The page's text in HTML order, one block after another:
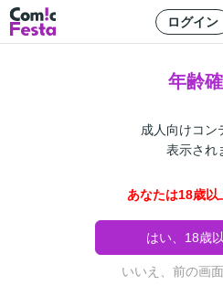
ログイン
年齢
成人向けコン
表示され
あなたは18歳以
はい、18歳
いいえ、前の画